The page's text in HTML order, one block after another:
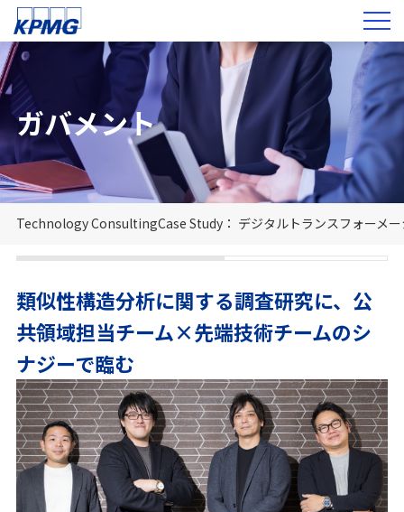
ガバメント
Technology ConsultingCase Study： デジタルトランスフォーメ
類似性構造分析に関する調査研究に、公
共領域担当チーム×先端技術チームのシ
ナジーで臨む